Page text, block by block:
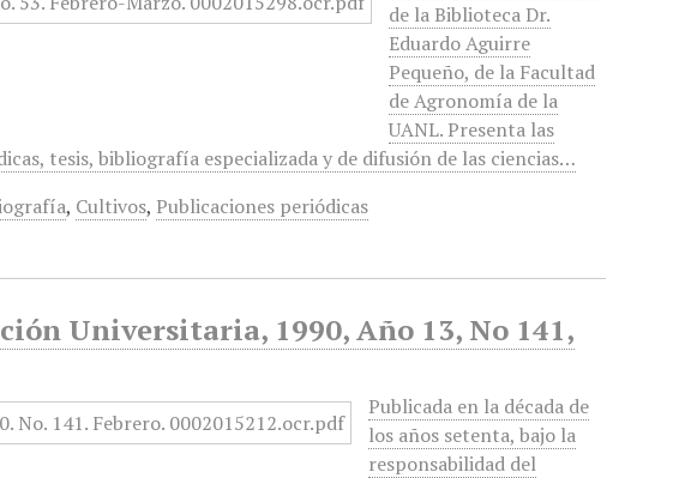
de la Biblioteca Dr.
Eduardo Aguirre
Pequeño, de la Facultad
de Agronomía de la
UANL. Presenta las
tesis, bibliografía especializada y de difusión de las ciencias…
, Cultivos, Publicaciones periódicas
Universitaria, 1990, Año 13, No 141,
Publicada en la década de
los años setenta, bajo la
responsabilidad del